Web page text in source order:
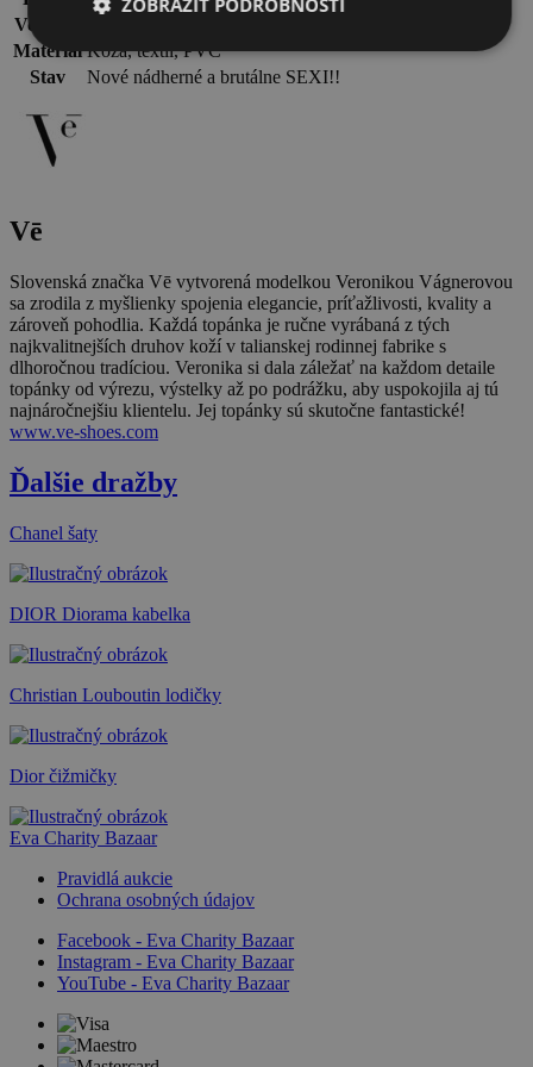
Veľkosť
Materiál Koža, textil, PVC
Stav
Nové nádherné a brutálne SEXI!!
Vē
Slovenská značka Vē vytvorená modelkou Veronikou Vágnerovou
sa zrodila z myšlienky spojenia elegancie, príťažlivosti, kvality a
zároveň pohodlia. Každá topánka je ručne vyrábaná z tých
najkvalitnejších druhov koží v talianskej rodinnej fabrike s
dlhoročnou tradíciou. Veronika si dala záležať na každom detaile
topánky od výrezu, výstelky až po podrážku, aby uspokojila aj tú
najnáročnejšiu klientelu. Jej topánky sú skutočne fantastické!
www.ve-shoes.com
Ďalšie dražby
Chanel šaty
DIOR Diorama kabelka
Christian Louboutin lodičky
Dior čižmičky
Eva Charity Bazaar
Pravidlá aukcie
Ochrana osobných údajov
Facebook - Eva Charity Bazaar
Instagram - Eva Charity Bazaar
YouTube - Eva Charity Bazaar
ZOBRAZIŤ PODROBNOSTI